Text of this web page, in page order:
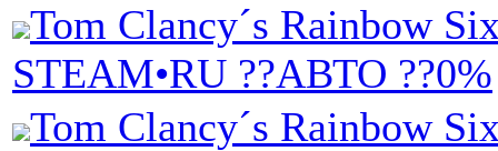
Tom Clancy´s Rainbow
STEAM•RU ??АВТО ??0%
Tom Clancy´s Rainbow